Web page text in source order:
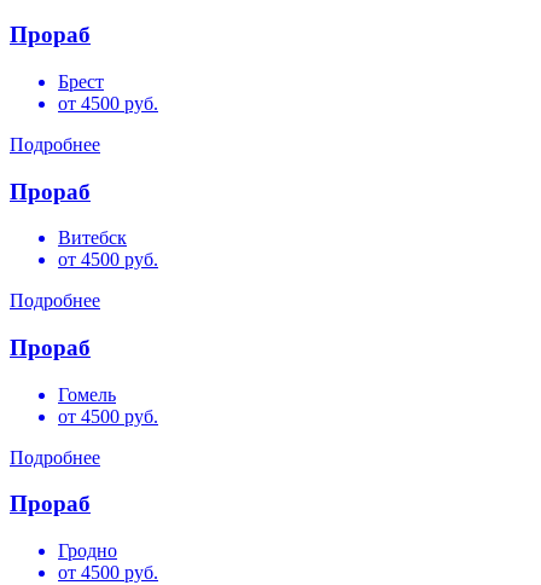
Прораб
Брест
от 4500 руб.
Подробнее
Прораб
Витебск
от 4500 руб.
Подробнее
Прораб
Гомель
от 4500 руб.
Подробнее
Прораб
Гродно
от 4500 руб.